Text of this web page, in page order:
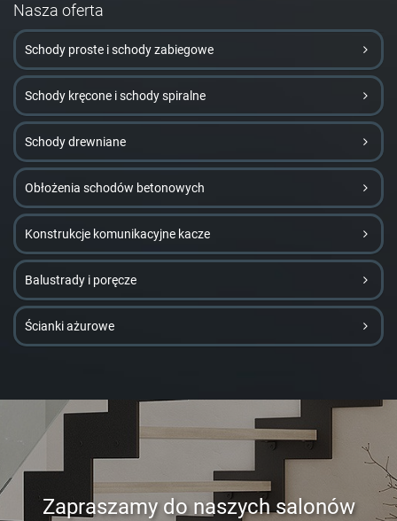
Nasza oferta
Schody proste i schody zabiegowe
Schody kręcone i schody spiralne
Schody drewniane
Obłożenia schodów betonowych
Konstrukcje komunikacyjne kacze
Balustrady i poręcze
Ścianki ażurowe
Zapraszamy do naszych salonów